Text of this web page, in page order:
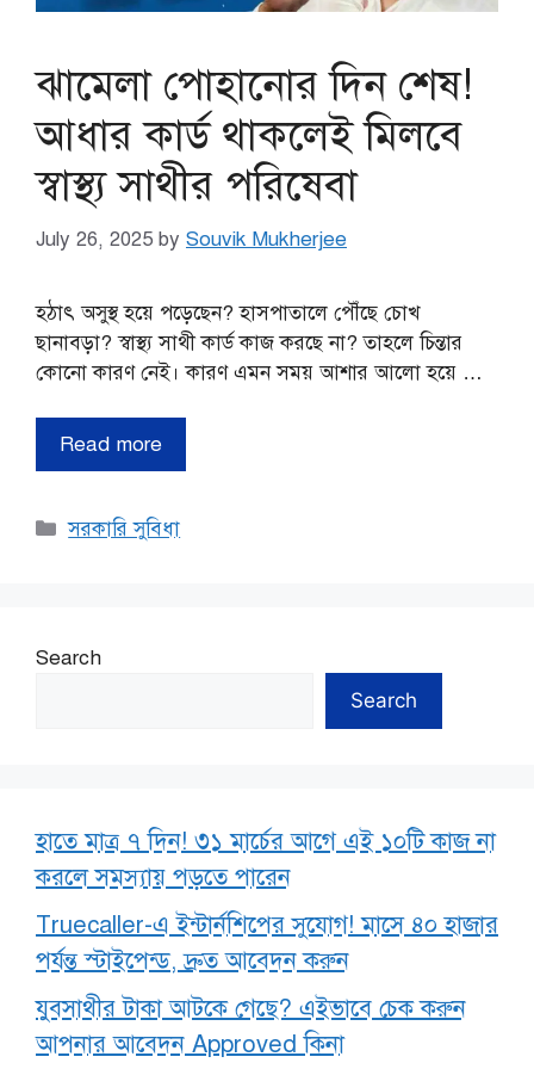
ঝামেলা পোহানোর দিন শেষ!
আধার কার্ড থাকলেই মিলবে
স্বাস্থ্য সাথীর পরিষেবা
July 26, 2025 by Souvik Mukherjee
হঠাৎ অসুস্থ হয়ে পড়েছেন? হাসপাতালে পৌঁছে চোখ
ছানাবড়া? স্বাস্থ্য সাথী কার্ড কাজ করছে না? তাহলে চিন্তার
কোনো কারণ নেই। কারণ এমন সময় আশার আলো হয়ে …
Read more
Categories
সরকারি সুবিধা
Search
Search
হাতে মাত্র ৭ দিন! ৩১ মার্চের আগে এই ১০টি কাজ না
করলে সমস্যায় পড়তে পারেন
Truecaller-এ ইন্টার্নশিপের সুযোগ! মাসে ৪০ হাজার
পর্যন্ত স্টাইপেন্ড, দ্রুত আবেদন করুন
যুবসাথীর টাকা আটকে গেছে? এইভাবে চেক করুন
আপনার আবেদন Approved কিনা